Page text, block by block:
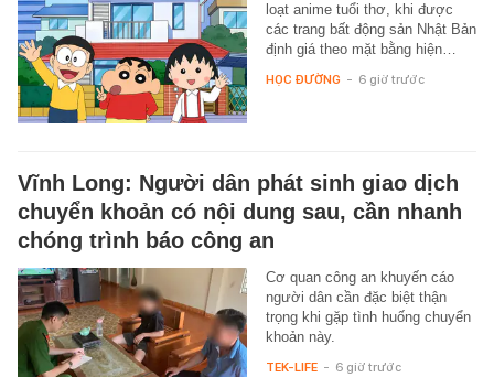
loạt anime tuổi thơ, khi được
các trang bất động sản Nhật Bản
định giá theo mặt bằng hiện…
HỌC ĐƯỜNG - 6 giờ trước
Vĩnh Long: Người dân phát sinh giao dịch
chuyển khoản có nội dung sau, cần nhanh
chóng trình báo công an
Cơ quan công an khuyến cáo
người dân cần đặc biệt thận
trọng khi gặp tình huống chuyển
khoản này.
TEK-LIFE - 6 giờ trước